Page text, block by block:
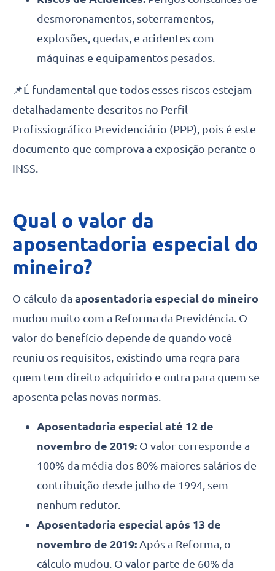
desmoronamentos, soterramentos,
explosões, quedas, e acidentes com
máquinas e equipamentos pesados.
📌É fundamental que todos esses riscos estejam
detalhadamente descritos no Perfil
Profissiográfico Previdenciário (PPP), pois é este
documento que comprova a exposição perante o
INSS.
Qual o valor da
aposentadoria especial do
mineiro?
O cálculo da aposentadoria especial do mineiro
mudou muito com a Reforma da Previdência. O
valor do benefício depende de quando você
reuniu os requisitos, existindo uma regra para
quem tem direito adquirido e outra para quem se
aposenta pelas novas normas.
Aposentadoria especial até 12 de
novembro de 2019: O valor corresponde a
100% da média dos 80% maiores salários de
contribuição desde julho de 1994, sem
nenhum redutor.
Aposentadoria especial após 13 de
novembro de 2019: Após a Reforma, o
cálculo mudou. O valor parte de 60% da